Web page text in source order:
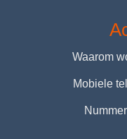
Waarom
Mobiele